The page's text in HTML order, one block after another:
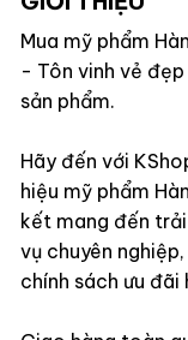
Mua mỹ phẩm
- Tôn vinh vẻ
sản phẩm.
Hãy đến với
hiệu mỹ phẩm
kết mang đến
vụ chuyên
chính sách ưu đãi